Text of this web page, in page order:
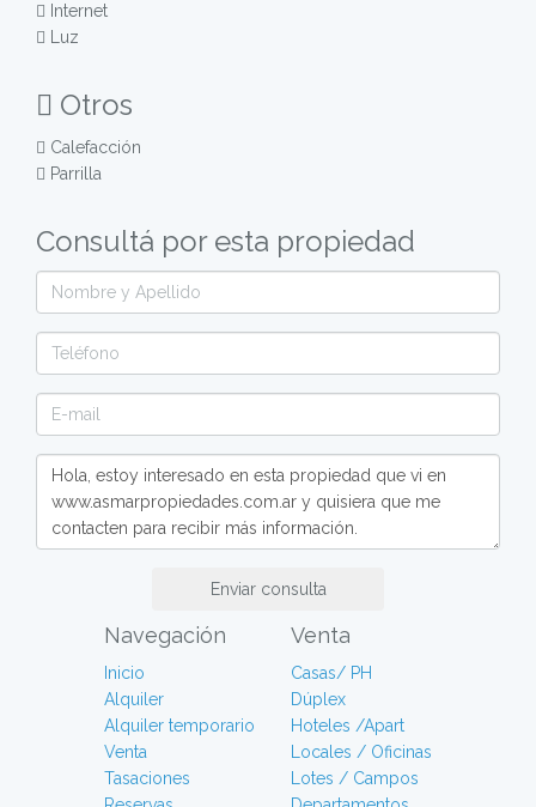
Internet
Luz
Otros
Calefacción
Parrilla
Consultá por esta propiedad
Enviar consulta
Navegación
Inicio
Alquiler
Alquiler temporario
Venta
Tasaciones
Venta
Casas/ PH
Dúplex
Hoteles /Apart
Locales / Oficinas
Lotes / Campos